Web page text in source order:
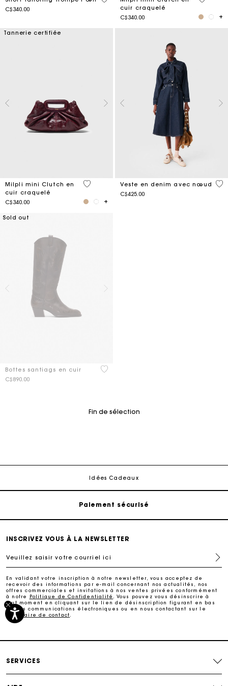
C$340.00
cuir craquelé
C$340.00
Tannerie certifiée
Milpli mini Clutch en
cuir craquelé
C$340.00
5 out of 5 Customer Rating
Veste en denim avec nœud
C$425.00
4
Sold out
Bottes santiags en cuir
C$890.00
3,6 out of 5 Customer Rating
Fin de sélection
Idées Cadeaux
Livraison à domicile offerte sous 2 à 3 jours ouvrés.
Paiement sécurisé
Livraison à domicile offerte sous 2 à 3 jours ouvrés.
Paiement sécurisé
INSCRIVEZ VOUS À LA NEWSLETTER
Veuillez saisir votre courriel ici
En validant votre inscription à notre newsletter, vous acceptez de
recevoir des informations par e-mail concernant nos actualités, nos
offres commerciales et invitations à nos ventes privées conformément
à notre
Politique de Confidentialité
. Vous pouvez vous désinscrire à
tout moment en cliquant sur le lien de désinscription figurant en bas
de nos communications électroniques ou en nous contactant sur le
formulaire de contact
SERVICES